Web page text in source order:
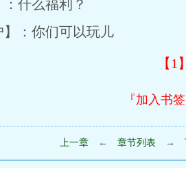
什么福利？
：你们可以玩儿
【1】
『加入书
上一章 ← 章节列表 →